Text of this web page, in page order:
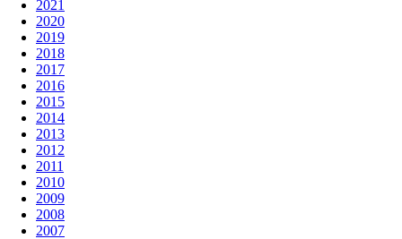
2021
2020
2019
2018
2017
2016
2015
2014
2013
2012
2011
2010
2009
2008
2007